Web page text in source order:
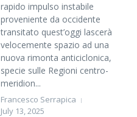
rapido impulso instabile
proveniente da occidente
transitato quest’oggi lascerà
velocemente spazio ad una
nuova rimonta anticiclonica,
specie sulle Regioni centro-
meridion...
Francesco Serrapica
July 13, 2025